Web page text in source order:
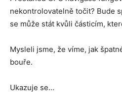
nekontrolovatelně točit? Bude
se může stát kvůli částicím,
Mysleli jsme, že víme, jak
bouře.
Ukazuje se…